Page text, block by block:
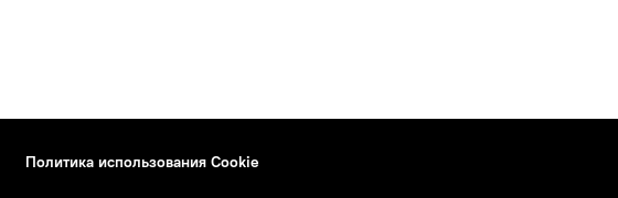
Политика использования Cookie